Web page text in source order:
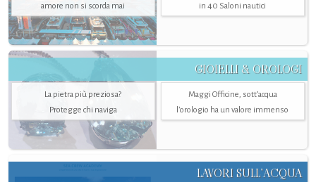
amore non si scorda mai
in 40 Saloni nautici
GIOIELLI & OROLOGI
La pietra più preziosa?
Protegge chi naviga
Maggi Officine, sott’acqua
l'orologio ha un valore immenso
LAVORI SULL’ACQUA